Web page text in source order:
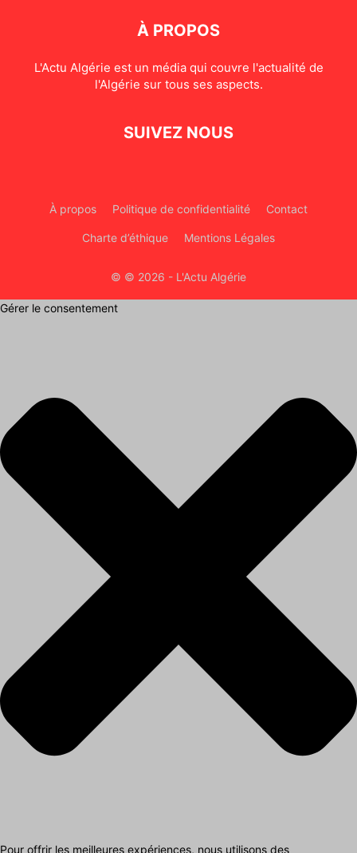
À PROPOS
L'Actu Algérie est un média qui couvre l'actualité de
l'Algérie sur tous ses aspects.
SUIVEZ NOUS
À propos Politique de confidentialité Contact
Charte d’éthique Mentions Légales
© © 2026 - L'Actu Algérie
Gérer le consentement
Pour offrir les meilleures expériences, nous utilisons des